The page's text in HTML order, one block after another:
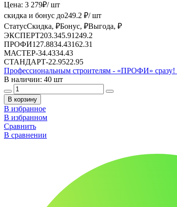
Цена: 3 279₽/ шт
скидка и бонус до249.2 ₽/ шт
СтатусСкидка, ₽Бонус, ₽Выгода, ₽
ЭКСПЕРТ203.345.91 249.2
ПРОФИ127.8834.43162.31
МАСТЕР-34.4334.43
СТАНДАРТ-22.9522.95
Профессиональным строителям - «ПРОФИ» сразу!
В наличии: 40 шт
В корзину
В избранное
В избранном
Сравнить
В сравнении